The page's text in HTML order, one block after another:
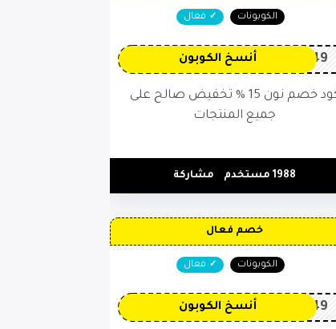
الكوبونات فعال
OP149 أنسخ الكوبون
كود خصم نون 15 % تخفيض صالح على
جميع المنتجات
1988 مستخدم مشاركة
خصم فعال
الكوبونات فعال
OP149 أنسخ الكوبون